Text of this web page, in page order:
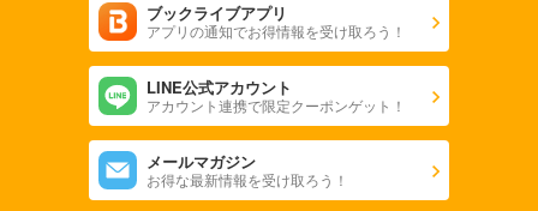
ブックライブアプリ
アプリの通知でお得情報を受け取ろう！
LINE公式アカウント
アカウント連携で限定クーポンゲット！
メールマガジン
お得な最新情報を受け取ろう！